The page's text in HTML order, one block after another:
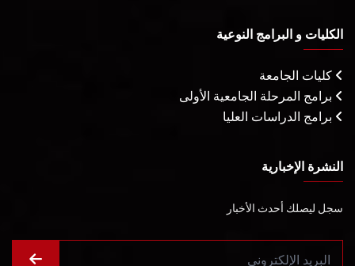
الكليات و البرامج النوعية
كليات الجامعة
برامج المرحلة الجامعية الأولى
برامج الدراسات العليا
النشرة الإخبارية
سجل ليصلك أحدث الأخبار